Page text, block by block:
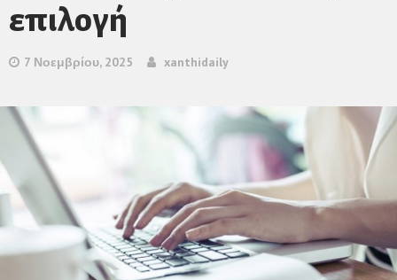
επιλογή
7 Νοεμβρίου, 2025 xanthidaily